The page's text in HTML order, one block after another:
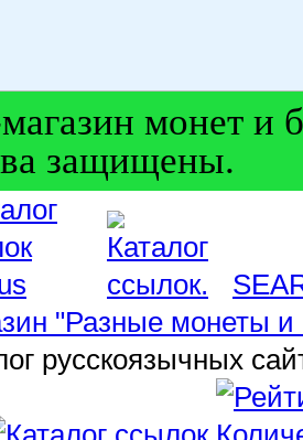
монет и
защищены.
"Разные монеты и
русскоязычных